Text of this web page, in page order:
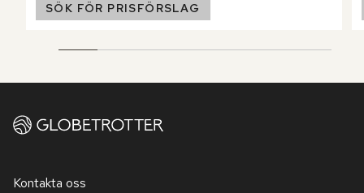
SÖK FÖR PRISFÖRSLAG
Kontakta oss